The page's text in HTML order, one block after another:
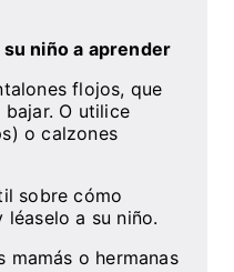
niño a aprender
flojos, que
O utilice
o calzones
sobre cómo
a su niño.
mamás o hermanas